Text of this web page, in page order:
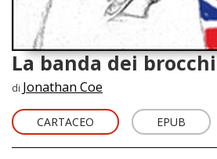
La banda dei brocchi
di Jonathan Coe
CARTACEO EPUB